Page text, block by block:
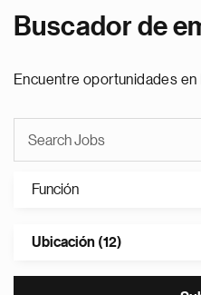
Buscador de
Encuentre oportunidades en
Función
Ubicación (12)